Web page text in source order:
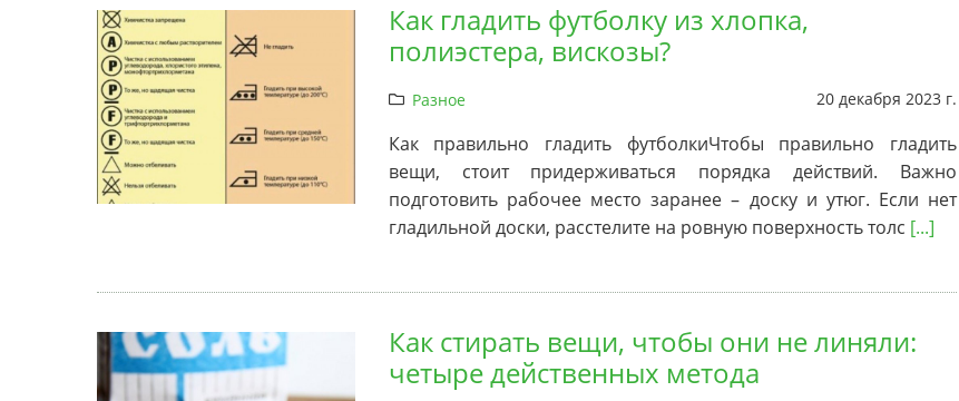
Как гладить футболку из хлопка,
полиэстера, вискозы?
Разное 20 декабря 2023 г.
Как правильно гладить футболкиЧтобы правильно гладить
вещи, стоит придерживаться порядка действий. Важно
подготовить рабочее место заранее – доску и утюг. Если нет
гладильной доски, расстелите на ровную поверхность толс [...]
Как стирать вещи, чтобы они не линяли:
четыре действенных метода